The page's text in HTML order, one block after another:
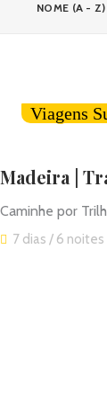
NOME (A - Z)
Viagens
Madeira |
Caminhe por
7 dias / 6 noites